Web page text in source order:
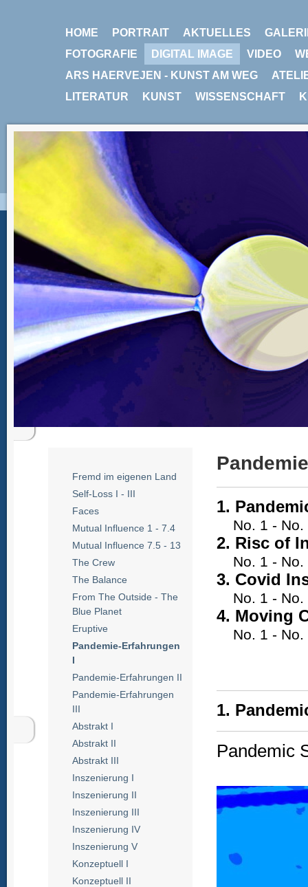
HOME PORTRAIT AKTUELLES
FOTOGRAFIE
DIGITAL IMAGE VIDEO
ARS HAERVEJEN - KUNST AM WEG
LITERATUR
KUNST WISSENSCHAFT
Fremd im eigenen Land
Self-Loss I - III
Faces
Mutual Influence 1 - 7.4
Mutual Influence 7.5 - 13
The Crew
The Balance
From The Outside - The
Blue Planet
Eruptive
Pandemie-Erfahrungen
I
Pandemie-Erfahrungen II
Pandemie-Erfahrungen
III
Abstrakt I
Abstrakt II
Abstrakt III
Inszenierung I
Inszenierung II
Inszenierung III
Inszenierung IV
Inszenierung V
Konzeptuell I
Konzeptuell II
1.
No. 1 - No.
2. Risc of
No. 1 - No.
3. Covid
No. 1 - No.
4. Moving
No. 1 - No.
1.
Pandemic